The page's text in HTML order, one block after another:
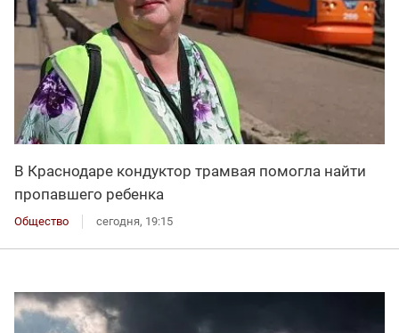
В Краснодаре кондуктор трамвая помогла найти
пропавшего ребенка
Общество сегодня, 19:15